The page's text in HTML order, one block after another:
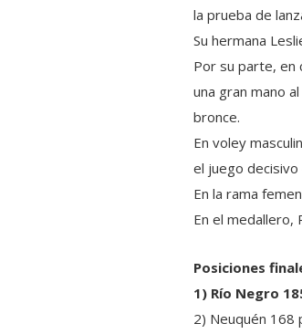
la prueba de
Su hermana
Por su parte, en
una gran mano
bronce.
En voley
el juego decisivo
En la rama
En el medallero,
Posiciones
1) Río Negro
2) Neuquén 168